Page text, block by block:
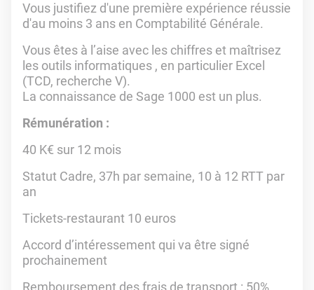
Vous justifiez d'une première expérience réussie
d'au moins 3 ans en Comptabilité Générale.
Vous êtes à l’aise avec les chiffres et maîtrisez
les outils informatiques , en particulier Excel
(TCD, recherche V).
La connaissance de Sage 1000 est un plus.
Rémunération :
40 K€ sur 12 mois
Statut Cadre, 37h par semaine, 10 à 12 RTT par
an
Tickets-restaurant 10 euros
Accord d’intéressement qui va être signé
prochainement
Remboursement des frais de transport : 50%